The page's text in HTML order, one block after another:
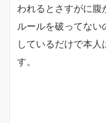
われるとさすがに腹
ルールを破ってない
しているだけで本人
す。